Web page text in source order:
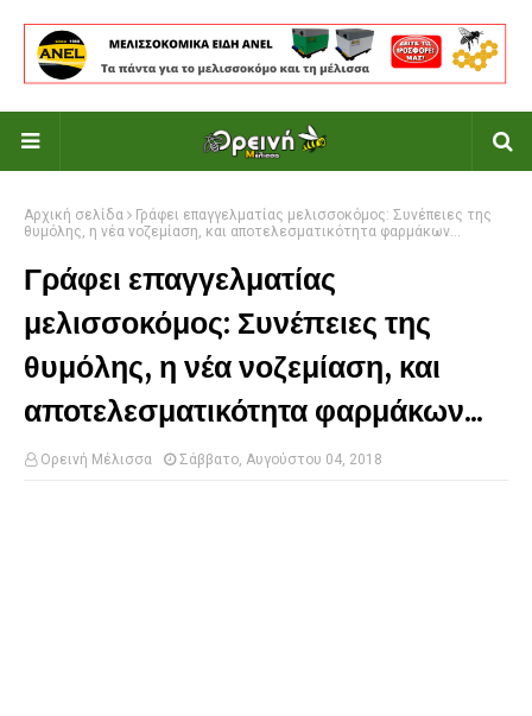
Αρχική σελίδα
Γράφει επαγγελματίας μελισσοκόμος: Συνέπειες της
θυμόλης, η νέα νοζεμίαση, και αποτελεσματικότητα φαρμάκων...
Γράφει επαγγελματίας
μελισσοκόμος: Συνέπειες της
θυμόλης, η νέα νοζεμίαση, και
αποτελεσματικότητα φαρμάκων...
Ορεινή Μέλισσα Σάββατο, Αυγούστου 04, 2018